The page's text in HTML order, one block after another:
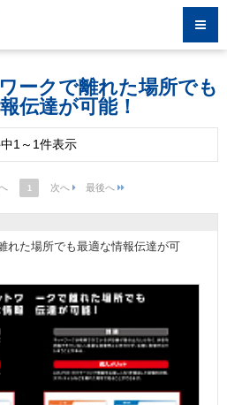
ークで離れた場所でも
伝達が可能！
1～1件表示
1
れた場所でも最適な情報伝達が可